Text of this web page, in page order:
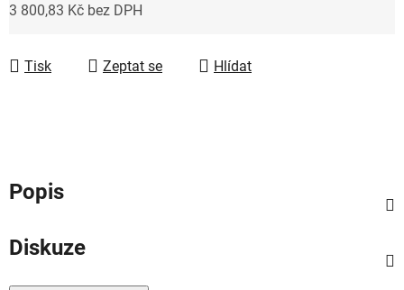
3 800,83 Kč bez DPH
Tisk
Zeptat se Hlídat
Popis
Diskuze